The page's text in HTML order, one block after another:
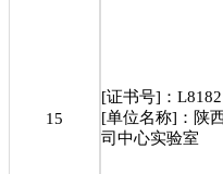
15
[证书号]：L8182
[单位名称]：陕
司中心实验室